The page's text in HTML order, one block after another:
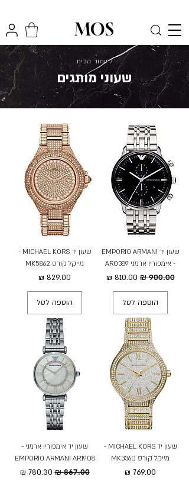
MOS
/ עמוד הבית
שעוני מותגים
שעון יד EMPORIO ARMANI
- אימפוריו ארמני AR0389
מחיר רגיל‏900.00 ‏₪ מחיר מבצע
הוספה לסל
שעון יד MICHAEL KORS -
מייקל קורס MK5862
מחיר
הוספה לסל
שעון יד MICHAEL KORS -
מייקל קורס MK3360
מחיר
שעון יד אימפוריו ארמני -
EMPORIO ARMANI AR1908
מחיר רגיל‏867.00 ‏₪ מחיר מבצע